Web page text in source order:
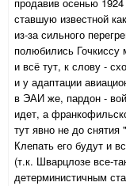
продавив осенью
ставшую известной
из-за сильного
полюбились Гочкиссу
и всё тут, к слову -
и у адаптации
в ЭАИ же, пардон -
идет, а
тут явно не до снятия
Клепать его будут и
(т.к. Шварцлозе все-
детерминистичным